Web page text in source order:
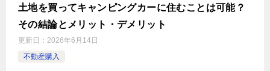
土地を買ってキャンピングカーに住むことは可能？
その結論とメリット・デメリット
更新日： 2026年6月14日
不動産購入